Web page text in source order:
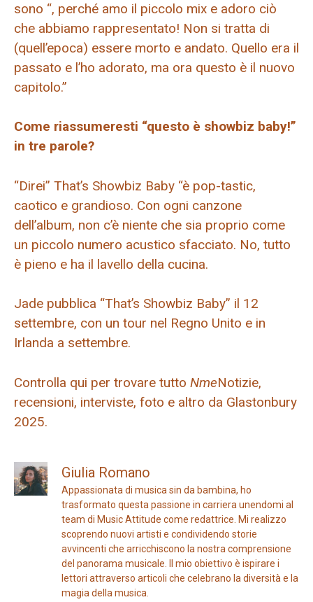
sono “, perché amo il piccolo mix e adoro ciò
che abbiamo rappresentato! Non si tratta di
(quell’epoca) essere morto e andato. Quello era il
passato e l’ho adorato, ma ora questo è il nuovo
capitolo.”
Come riassumeresti “questo è showbiz baby!”
in tre parole?
“Direi” That’s Showbiz Baby “è pop-tastic,
caotico e grandioso. Con ogni canzone
dell’album, non c’è niente che sia proprio come
un piccolo numero acustico sfacciato. No, tutto
è pieno e ha il lavello della cucina.
Jade pubblica “That’s Showbiz Baby” il 12
settembre, con un tour nel Regno Unito e in
Irlanda a settembre.
Controlla qui per trovare tutto NmeNotizie,
recensioni, interviste, foto e altro da Glastonbury
2025.
Giulia Romano
Appassionata di musica sin da bambina, ho
trasformato questa passione in carriera unendomi al
team di Music Attitude come redattrice. Mi realizzo
scoprendo nuovi artisti e condividendo storie
avvincenti che arricchiscono la nostra comprensione
del panorama musicale. Il mio obiettivo è ispirare i
lettori attraverso articoli che celebrano la diversità e la
magia della musica.